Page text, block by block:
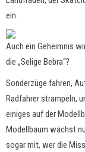
ein.
Auch ein Geheimnis
die „Selige Bebra“?
Sonderzüge fahren,
Radfahrer strampeln,
einiges auf der
Modellbaum wächst
sogar mit, wer die